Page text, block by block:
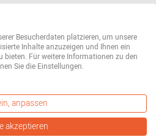
Besucherdaten platzieren, um unsere
Inhalte anzuzeigen und Ihnen ein
bieten. Für weitere Informationen zu den
Sie die Einstellungen.
anpassen
akzeptieren